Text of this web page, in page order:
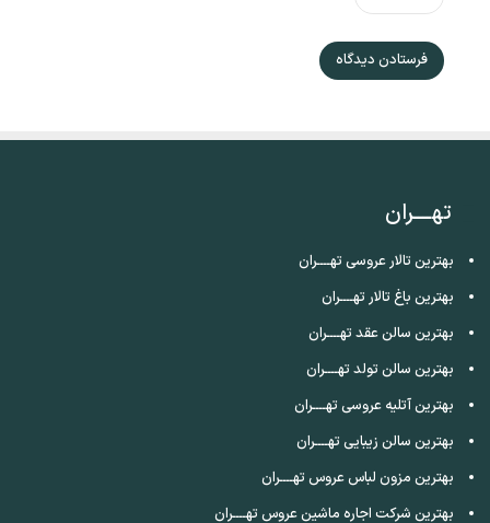
تهــــران
بهترین تالار عروسی تهــــران
بهترین باغ تالار تهــــران
بهترین سالن عقد تهــــران
بهترین سالن تولد تهــــران
بهترین آتلیه عروسی تهــــران
بهترین سالن زیبایی تهــــران
بهترین مزون لباس عروس تهــــران
بهترین شرکت اجاره ماشین عروس تهــــران